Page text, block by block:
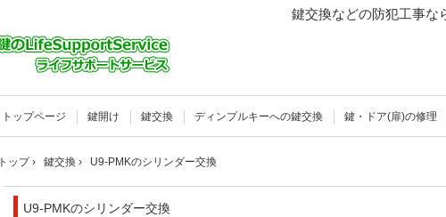
鍵交換などの防犯工事な
トップページ 鍵開け 鍵交換 ディンプルキーへの鍵交換 鍵・ドア(扉)の修理
トップ› 鍵交換 › U9-PMKのシリンダー交換
U9-PMKのシリンダー交換